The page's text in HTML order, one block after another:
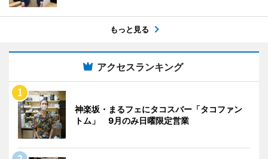
もっと見る
アクセスランキング
神楽坂・まるフェにタコスバー「タコファン
トム」 9月のみ日曜限定営業